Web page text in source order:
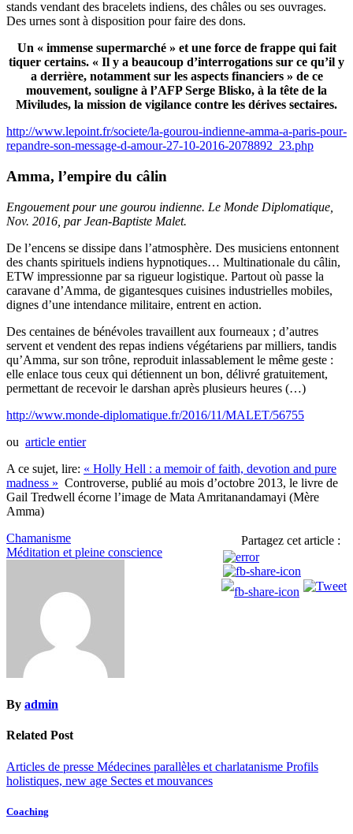
stands vendant des bracelets indiens, des châles ou ses ouvrages.
Des urnes sont à disposition pour faire des dons.
Un « immense supermarché » et une force de frappe qui fait
tiquer certains. « Il y a beaucoup d’interrogations sur ce qu’il y
a derrière, notamment sur les aspects financiers » de ce
mouvement, souligne à l’AFP Serge Blisko, à la tête de la
Miviludes, la mission de vigilance contre les dérives sectaires.
http://www.lepoint.fr/societe/la-gourou-indienne-amma-a-paris-pour-
repandre-son-message-d-amour-27-10-2016-2078892_23.php
Amma, l’empire du câlin
Engouement pour une gourou indienne. Le Monde Diplomatique,
Nov. 2016, par Jean-Baptiste Malet.
De l’encens se dissipe dans l’atmosphère. Des musiciens entonnent
des chants spirituels indiens hypnotiques… Multinationale du câlin,
ETW impressionne par sa rigueur logistique. Partout où passe la
caravane d’Amma, de gigantesques cuisines industrielles mobiles,
dignes d’une intendance militaire, entrent en action.
Des centaines de bénévoles travaillent aux fourneaux ; d’autres
servent et vendent des repas indiens végétariens par milliers, tandis
qu’Amma, sur son trône, reproduit inlassablement le même geste :
elle enlace tous ceux qui détiennent un bon, délivré gratuitement,
permettant de recevoir le darshan après plusieurs heures (…)
http://www.monde-diplomatique.fr/2016/11/MALET/56755
ou article entier
A ce sujet, lire: « Holly Hell : a memoir of faith, devotion and pure
madness » Controverse, publié au mois d’octobre 2013, le livre de
Gail Tredwell écorne l’image de Mata Amritanandamayi (Mère
Amma)
Partagez cet article :
Navigation
de
Chamanisme
Méditation et pleine conscience
By admin
Related Post
Articles de presse Médecines parallèles et charlatanisme Profils
holistiques, new age Sectes et mouvances
Coaching